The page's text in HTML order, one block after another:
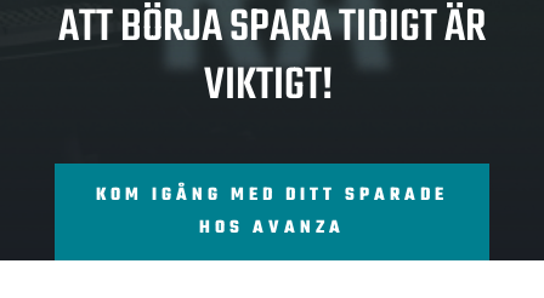
ATT BÖRJA SPARA TIDIGT ÄR
VIKTIGT!
KOM IGÅNG MED DITT SPARADE
HOS AVANZA